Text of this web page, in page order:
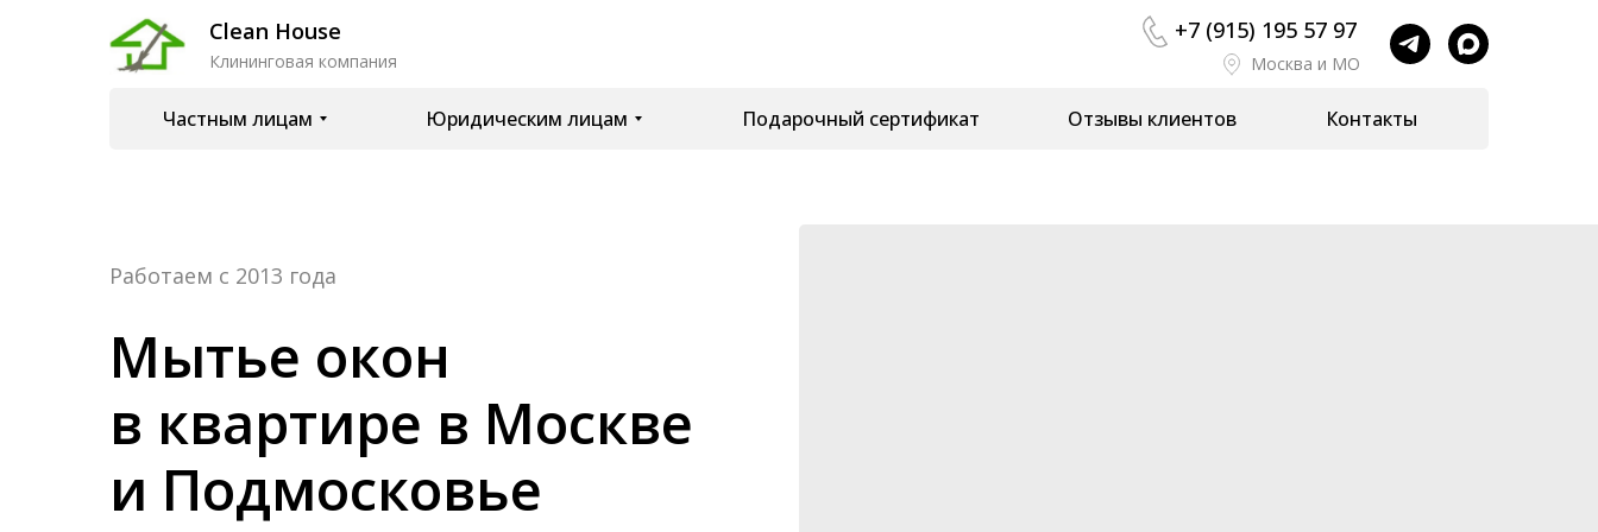
Частным лицам Юридическим лицам Подарочный сертификат Отзывы клиентов Контакты
Москва и МО
+7 (915) 195 57 97
Клининговая компания
Clean House
Частным лицам Юридическим лицам Подарочный сертификат Отзывы клиентов Контакты
+7 (915) 195 57 97
Клининговая компания
Clean House
Мытье окон
в квартире в Москве
и Подмосковье
Работаем с 2013 года